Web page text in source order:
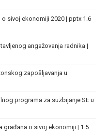
sivoj ekonomiji 2020 | pptx 1.6
angažovanja radnika |
zapošljavanja u
programa za suzbijanje SE u
građana o sivoj ekonomiji | 1.5